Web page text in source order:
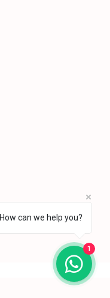
How can we help you?
1